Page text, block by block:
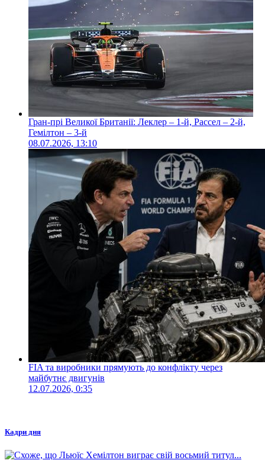
Гран-прі Великої Британії: Леклер – 1-й, Рассел – 2-й,
Гемілтон – 3-й
08.07.2026, 13:10
FIA та виробники прямують до конфлікту через
майбутнє двигунів
12.07.2026, 0:35
Кадри дня